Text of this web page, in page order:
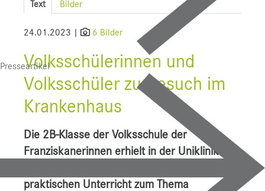
PresseartikelUI f. Sportmedizin
Pressebilder
Text Bilder
24.01.2023 | 6 Bilder
Volksschülerinnen und
Volksschüler zu Besuch im
Krankenhaus
Die 2B-Klasse der Volksschule der
Franziskanerinnen erhielt in der Uniklinik für
praktischen Unterricht zum Thema